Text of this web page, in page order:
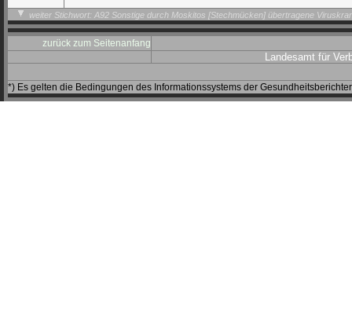
weiter Stichwort: A92 Sonstige durch Moskitos [Stechmücken] übertragene
zurück zum Seitenanfang
Landesamt für
*) Es gelten die Bedingungen des Informationssystems der